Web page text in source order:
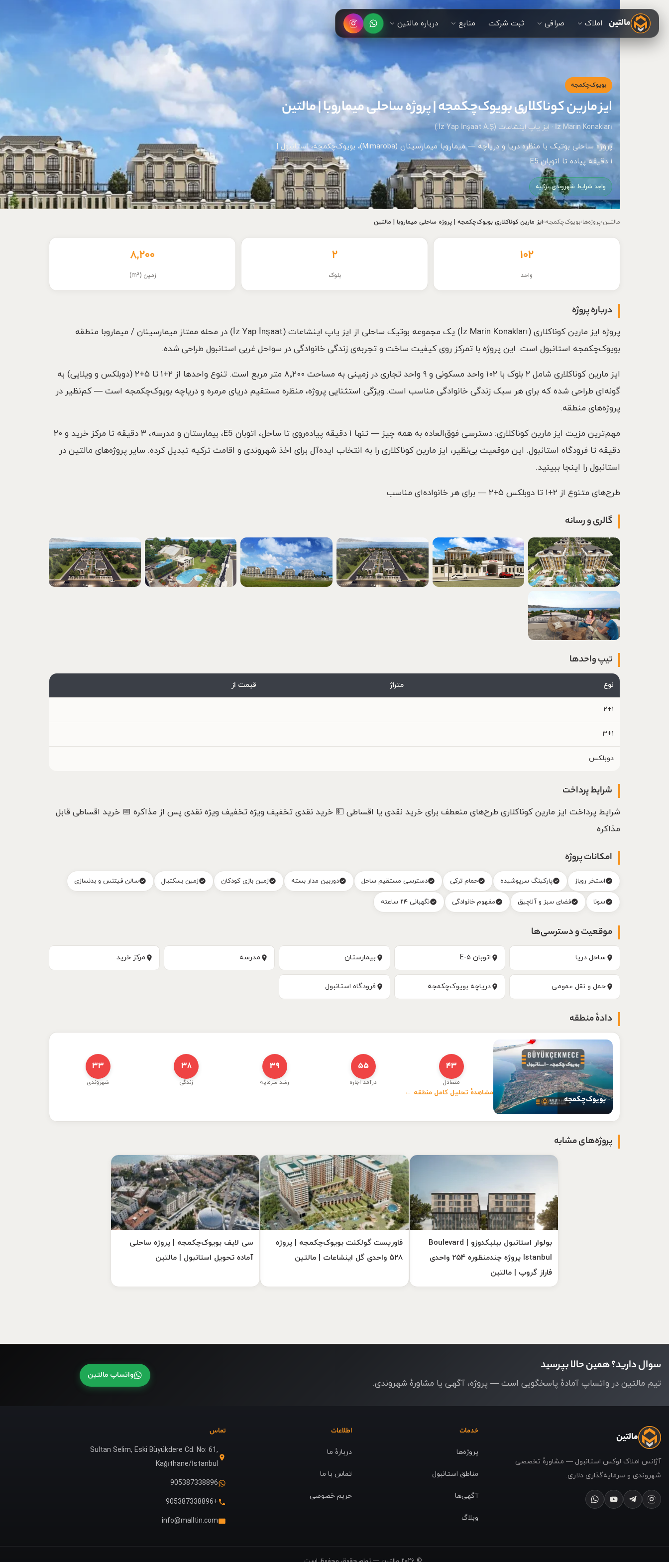
مالتین املاک صرافی ثبت شرکت منابع درباره مالتین
بویوک‌چکمجه
ایز مارین کوناکلاری بویوک‌چکمجه | پروژه ساحلی میماروبا | مالتین
İz Marin Konakları · ایز یاپ اینشاعات (İz Yap İnşaat A.Ş.)
پروژه ساحلی بوتیک با منظره دریا و دریاچه — میماروبا میمارسینان (Mimaroba)، بویوک‌چکمجه، استانبول |
۱ دقیقه پیاده تا اتوبان E5
واجد شرایط شهروندی ترکیه
مالتین›پروژه‌ها›بویوک‌چکمجه›ایز مارین کوناکلاری بویوک‌چکمجه | پروژه ساحلی میماروبا | مالتین
۱۰۲
واحد
۲
بلوک
۸,۲۰۰
زمین (m²)
درباره پروژه
پروژه ایز مارین کوناکلاری (İz Marin Konakları) یک مجموعه بوتیک ساحلی از ایز یاپ اینشاعات (İz Yap İnşaat) در محله ممتاز میمارسینان / میماروبا منطقه
بویوک‌چکمجه استانبول است. این پروژه با تمرکز روی کیفیت ساخت و تجربه‌ی زندگی خانوادگی در سواحل غربی استانبول طراحی شده.
ایز مارین کوناکلاری شامل ۲ بلوک با ۱۰۲ واحد مسکونی و ۹ واحد تجاری در زمینی به مساحت ۸٬۲۰۰ متر مربع است. تنوع واحدها از ۲+۱ تا ۵+۲ (دوبلکس و ویلایی) به
گونه‌ای طراحی شده که برای هر سبک زندگی خانوادگی مناسب است. ویژگی استثنایی پروژه، منظره مستقیم دریای مرمره و دریاچه بویوک‌چکمجه است — کم‌نظیر در
پروژه‌های منطقه.
مهم‌ترین مزیت ایز مارین کوناکلاری: دسترسی فوق‌العاده به همه چیز — تنها ۱ دقیقه پیاده‌روی تا ساحل، اتوبان E5، بیمارستان و مدرسه، ۳ دقیقه تا مرکز خرید و ۲۰
دقیقه تا فرودگاه استانبول. این موقعیت بی‌نظیر، ایز مارین کوناکلاری را به انتخاب ایده‌آل برای اخذ شهروندی و اقامت ترکیه تبدیل کرده. سایر پروژه‌های مالتین در
استانبول را اینجا ببینید.
طرح‌های متنوع از ۲+۱ تا دوبلکس ۵+۲ — برای هر خانواده‌ای مناسب
گالری و رسانه
تیپ واحدها
نوع متراژ قیمت از
۲+۱
۳+۱
دوبلکس
شرایط پرداخت
شرایط پرداخت ایز مارین کوناکلاری طرح‌های منعطف برای خرید نقدی یا اقساطی 💵 خرید نقدی تخفیف ویژه تخفیف ویژه نقدی پس از مذاکره 📅 خرید اقساطی قابل
مذاکره
امکانات پروژه
استخر روباز پارکینگ سرپوشیده حمام ترکی دسترسی مستقیم ساحل دوربین مدار بسته زمین بازی کودکان زمین بسکتبال سالن فیتنس و بدنسازی
سونا فضای سبز و آلاچیق مفهوم خانوادگی نگهبانی ۲۴ ساعته
موقعیت و دسترسی‌ها
ساحل دریا اتوبان E-۵ بیمارستان مدرسه مرکز خرید
حمل و نقل عمومی دریاچه بویوک‌چکمجه فرودگاه استانبول
دادهٔ منطقه
بویوک‌چکمجه
۴۳
متعادل
۵۵
درآمد اجاره
۳۹
رشد سرمایه
۳۸
زندگی
۳۳
شهروندی
مشاهدهٔ تحلیل کامل منطقه ←
پروژه‌های مشابه
بولوار استانبول بیلیکدوزو | Boulevard
Istanbul پروژه چندمنظوره ۲۵۴ واحدی
فاراز گروپ | مالتین
فاوریست گولکنت بویوک‌چکمجه | پروژه
۵۲۸ واحدی گل اینشاعات | مالتین
سی لایف بویوک‌چکمجه | پروژه ساحلی
آماده تحویل استانبول | مالتین
سوال دارید؟ همین حالا بپرسید
تیم مالتین در واتساپ آمادهٔ پاسخگویی است — پروژه، آگهی یا مشاورهٔ شهروندی.
واتساپ مالتین
مالتین
آژانس املاک لوکس استانبول — مشاورهٔ تخصصی
شهروندی و سرمایه‌گذاری دلاری.
خدمات
پروژه‌ها
مناطق استانبول
آگهی‌ها
وبلاگ
اطلاعات
دربارهٔ ما
تماس با ما
حریم خصوصی
تماس
Sultan Selim, Eski Büyükdere Cd. No: 61,
Kağıthane/İstanbul
905387338896
+905387338896
info@malltin.com